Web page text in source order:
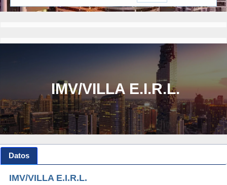
IMV/VILLA E.I.R.L.
Datos
IMV/VILLA E.I.R.L.